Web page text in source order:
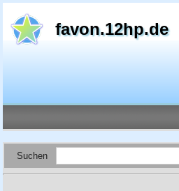
favon.12hp.de
Suchen